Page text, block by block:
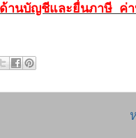
านบัญชีและยื่นภาษี ค่